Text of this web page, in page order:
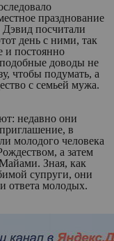
празднование
посчитали
день с ними, так
и постоянно
доводы не
чтобы подумать, а
с семьей мужа.
недавно они
в
молодого человека
а затем
Зная, как
супруги, они
ответа молодых.